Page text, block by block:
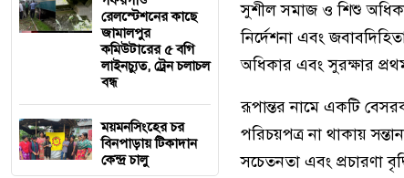
রেলস্টেশনের কাছে
জামালপুর
কমিউটারের ৫ বগি
লাইনচ্যুত, ট্রেন চলাচল
বন্ধ
ময়মনসিংহের চর
বিনপাড়ায় টিকাদান
কেন্দ্র চালু
সুশীল সমাজ ও শিশু
নির্দেশনা এবং
অধিকার এবং সুরক্ষার
রূপান্তর নামে একটি
পরিচয়পত্র না থাকায়
সচেতনতা এবং প্রচারণা